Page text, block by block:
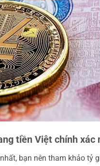
tiền Việt chính xác
bạn nên tham khảo tỷ